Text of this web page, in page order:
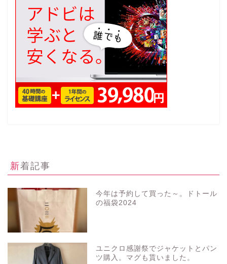
新着記事
今年は予約して買った～。ドトール
の福袋2024
ユニクロ感謝祭でジャケットとパン
ツ購入。マグも貰いました。